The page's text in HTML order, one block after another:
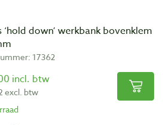
‘hold down’ werkbank bovenklem
17362
incl. btw
excl. btw